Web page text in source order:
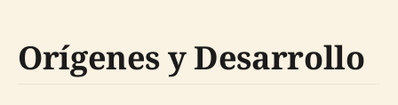
Orígenes y Desarrollo